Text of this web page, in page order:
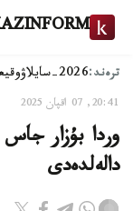
ترەند:2026-سايلاۋ
20:41, 07 اقپان 2025
وردا بۇزار جاس
دالەلدەدى